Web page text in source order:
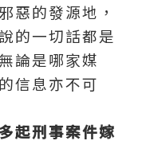
惡的發源地，
的一切話都是
論是哪家媒
信息亦不可
起刑事案件嫁